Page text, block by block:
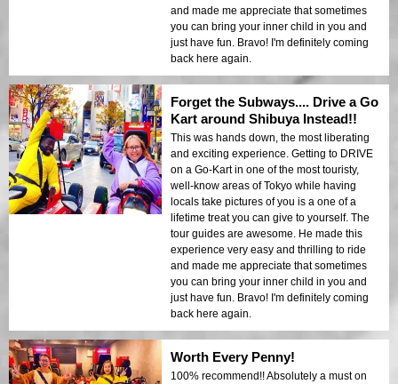
and made me appreciate that sometimes
you can bring your inner child in you and
just have fun. Bravo! I'm definitely coming
back here again.
Forget the Subways.... Drive a Go
Kart around Shibuya Instead!!
This was hands down, the most liberating
and exciting experience. Getting to DRIVE
on a Go-Kart in one of the most touristy,
well-know areas of Tokyo while having
locals take pictures of you is a one of a
lifetime treat you can give to yourself. The
tour guides are awesome. He made this
experience very easy and thrilling to ride
and made me appreciate that sometimes
you can bring your inner child in you and
just have fun. Bravo! I'm definitely coming
back here again.
Worth Every Penny!
100% recommend!! Absolutely a must on